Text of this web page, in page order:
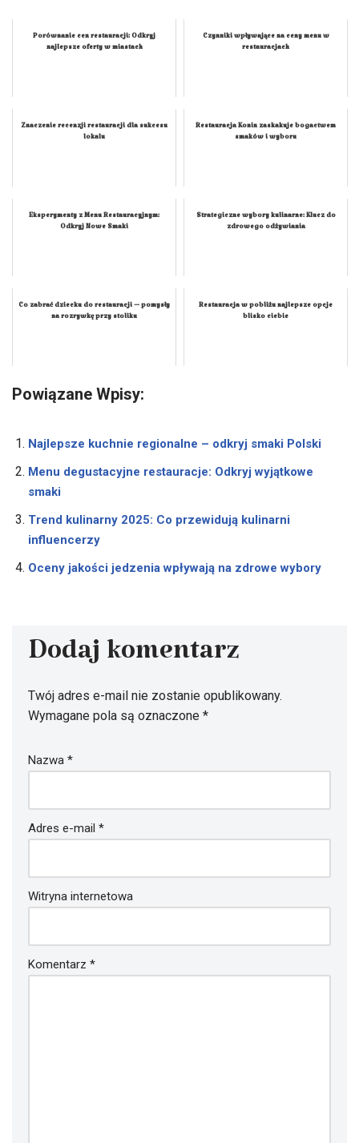
Porównanie cen restauracji: Odkryj
najlepsze oferty w miastach
Czynniki wpływające na ceny menu w
restauracjach
Znaczenie recenzji restauracji dla sukcesu
lokalu
Restauracja Konin zaskakuje bogactwem
smaków i wyboru
Eksperymenty z Menu Restauracyjnym:
Odkryj Nowe Smaki
Strategiczne wybory kulinarne: Klucz do
zdrowego odżywiania
Co zabrać dziecku do restauracji — pomysły
na rozrywkę przy stoliku
Restauracja w pobliżu najlepsze opcje
blisko ciebie
Powiązane Wpisy:
Najlepsze kuchnie regionalne – odkryj smaki Polski
Menu degustacyjne restauracje: Odkryj wyjątkowe
smaki
Trend kulinarny 2025: Co przewidują kulinarni
influencerzy
Oceny jakości jedzenia wpływają na zdrowe wybory
Dodaj komentarz
Twój adres e-mail nie zostanie opublikowany.
Wymagane pola są oznaczone *
Nazwa *
Adres e-mail *
Witryna internetowa
Komentarz *